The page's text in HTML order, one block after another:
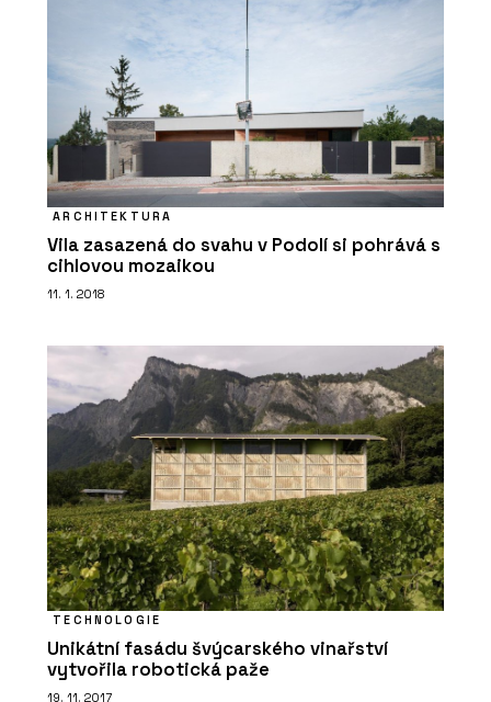
ARCHITEKTURA
Vila zasazená do svahu v Podolí si pohrává s
cihlovou mozaikou
11. 1. 2018
TECHNOLOGIE
Unikátní fasádu švýcarského vinařství
vytvořila robotická paže
19. 11. 2017